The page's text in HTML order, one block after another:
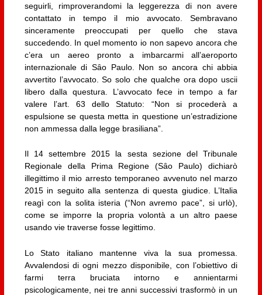
seguirli, rimproverandomi la leggerezza di non avere
contattato in tempo il mio avvocato. Sembravano
sinceramente preoccupati per quello che stava
succedendo. In quel momento io non sapevo ancora che
c’era un aereo pronto a imbarcarmi all’aeroporto
internazionale di Sȃo Paulo. Non so ancora chi abbia
avvertito l’avvocato. So solo che qualche ora dopo uscii
libero dalla questura. L’avvocato fece in tempo a far
valere l’art. 63 dello Statuto: “Non si procederà a
espulsione se questa metta in questione un’estradizione
non ammessa dalla legge brasiliana”.
Il 14 settembre 2015 la sesta sezione del Tribunale
Regionale della Prima Regione (Sȃo Paulo) dichiarò
illegittimo il mio arresto temporaneo avvenuto nel marzo
2015 in seguito alla sentenza di questa giudice. L’Italia
reagì con la solita isteria (“Non avremo pace”, si urlò),
come se imporre la propria volontà a un altro paese
usando vie traverse fosse legittimo.
Lo Stato italiano mantenne viva la sua promessa.
Avvalendosi di ogni mezzo disponibile, con l’obiettivo di
farmi terra bruciata intorno e annientarmi
psicologicamente, nei tre anni successivi trasformò in un